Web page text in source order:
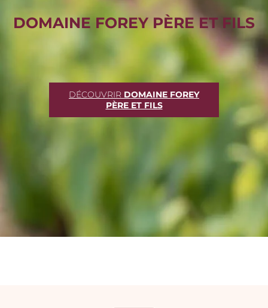
DOMAINE FOREY PÈRE ET FILS
DÉCOUVRIR DOMAINE FOREY
PÈRE ET FILS